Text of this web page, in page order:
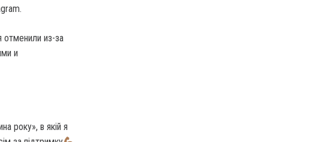
из-за
и
року», в якій я